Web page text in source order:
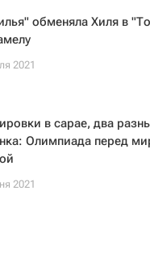
обменяла Хиля в
2021
в сарае, два
Олимпиада перед
2021